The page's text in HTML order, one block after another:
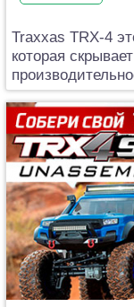
Traxxas TRX-4
которая